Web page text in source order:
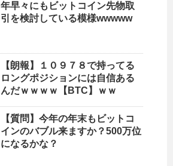
年早々にもビットコイン先物取
引を検討している模様wwwww
【朗報】１０９７８で持ってる
ロングポジションには自信ある
んだｗｗｗｗ【BTC】ｗｗ
【質問】今年の年末もビットコ
インのバブル来ますか？500万位
になるかな？